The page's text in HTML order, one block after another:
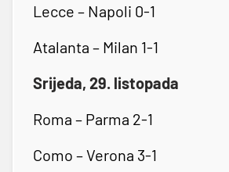
Lecce – Napoli 0-1
Atalanta – Milan 1-1
Srijeda, 29. listopada
Roma – Parma 2-1
Como – Verona 3-1